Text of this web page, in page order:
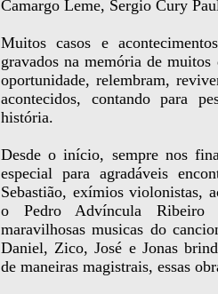
Camargo Leme, Sergio Cury
Muitos casos e
gravados na memória de muitos
oportunidade, relembram,
acontecidos, contando para
história.
Desde o início, sempre nos
especial para agradáveis
Sebastião, exímios violonistas,
o Pedro Advíncula Ribeiro
maravilhosas musicas do
Daniel, Zico, José e Jonas
de maneiras magistrais, essas